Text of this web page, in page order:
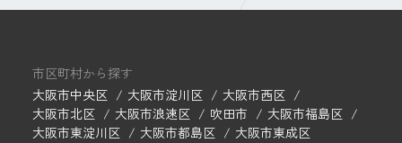
市区町村から探す
大阪市中央区
大阪市淀川区
大阪市西区
大阪市北区
大阪市浪速区 吹田市
大阪市福島区
大阪市東淀川区
大阪市都島区
大阪市東成区